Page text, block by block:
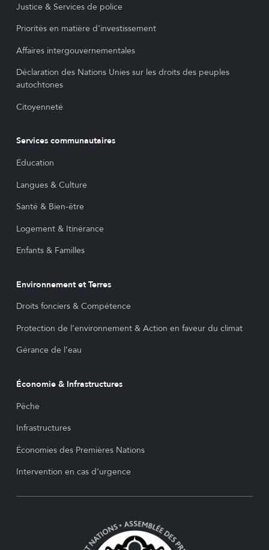
Justice & Services de police
Priorités en matière d’investissement
Affaires intergouvernementales
Déclaration des Nations Unies sur les droits des peuples
autochtones
Citoyenneté
Services communautaires
Éducation
Langues & Culture
Santé & Bien-être
Logement & Itinérance
Enfants & Familles
Environnement et Terres
Droits fonciers & Compétence
Protection de l’environnement & Action en faveur du climat
Gérance de l’eau
Économie & Infrastructures
Pêche
Infrastructures
Économies des Premières Nations
Intervention en cas d’urgence